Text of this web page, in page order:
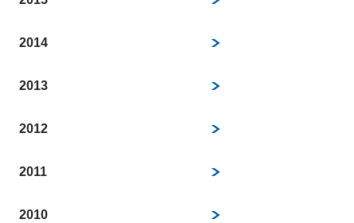
2014
2013
2012
2011
2010